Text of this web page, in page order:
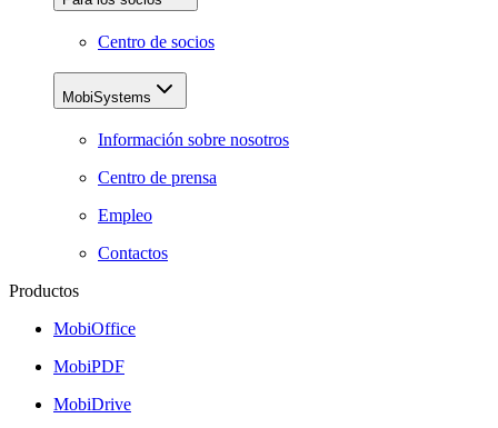
Centro de socios
MobiSystems
Información sobre nosotros
Centro de prensa
Empleo
Contactos
Productos
MobiOffice
MobiPDF
MobiDrive